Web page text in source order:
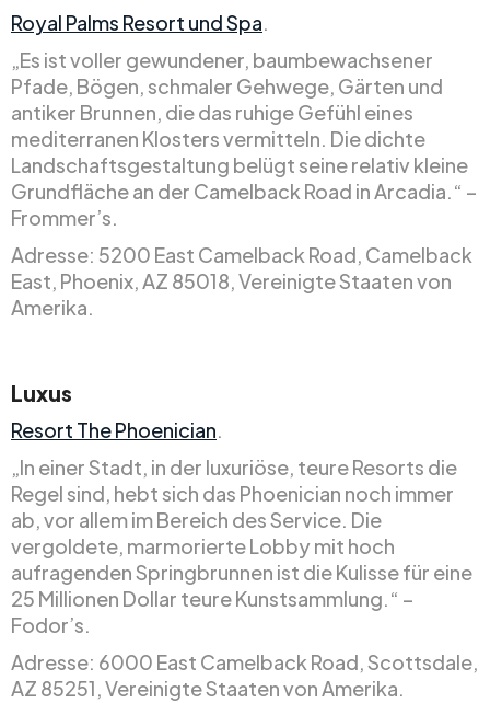
Royal Palms Resort und Spa.
„Es ist voller gewundener, baumbewachsener
Pfade, Bögen, schmaler Gehwege, Gärten und
antiker Brunnen, die das ruhige Gefühl eines
mediterranen Klosters vermitteln. Die dichte
Landschaftsgestaltung belügt seine relativ kleine
Grundfläche an der Camelback Road in Arcadia.“ –
Frommer’s.
Adresse: 5200 East Camelback Road, Camelback
East, Phoenix, AZ 85018, Vereinigte Staaten von
Amerika.
Luxus
Resort The Phoenician.
„In einer Stadt, in der luxuriöse, teure Resorts die
Regel sind, hebt sich das Phoenician noch immer
ab, vor allem im Bereich des Service. Die
vergoldete, marmorierte Lobby mit hoch
aufragenden Springbrunnen ist die Kulisse für eine
25 Millionen Dollar teure Kunstsammlung.“ –
Fodor’s.
Adresse: 6000 East Camelback Road, Scottsdale,
AZ 85251, Vereinigte Staaten von Amerika.